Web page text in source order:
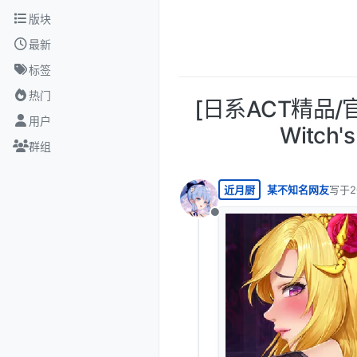
跳转至内容
版块
最新
标签
热门
用户
群组
[日系ACT精品/
离线
近月厨 某不知名网友写于
最后